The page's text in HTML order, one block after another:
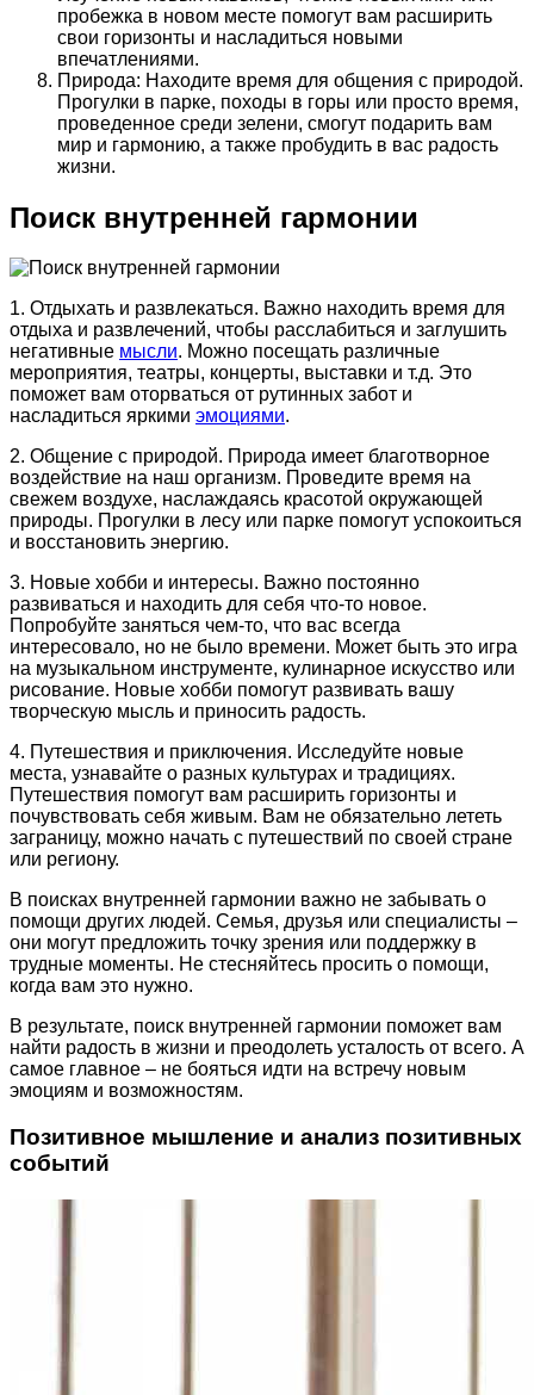
пробежка в новом месте помогут вам расширить
свои горизонты и насладиться новыми
впечатлениями.
Природа: Находите время для общения с природой.
Прогулки в парке, походы в горы или просто время,
проведенное среди зелени, смогут подарить вам
мир и гармонию, а также пробудить в вас радость
жизни.
Поиск внутренней гармонии
1. Отдыхать и развлекаться. Важно находить время для
отдыха и развлечений, чтобы расслабиться и заглушить
негативные мысли. Можно посещать различные
мероприятия, театры, концерты, выставки и т.д. Это
поможет вам оторваться от рутинных забот и
насладиться яркими эмоциями.
2. Общение с природой. Природа имеет благотворное
воздействие на наш организм. Проведите время на
свежем воздухе, наслаждаясь красотой окружающей
природы. Прогулки в лесу или парке помогут успокоиться
и восстановить энергию.
3. Новые хобби и интересы. Важно постоянно
развиваться и находить для себя что-то новое.
Попробуйте заняться чем-то, что вас всегда
интересовало, но не было времени. Может быть это игра
на музыкальном инструменте, кулинарное искусство или
рисование. Новые хобби помогут развивать вашу
творческую мысль и приносить радость.
4. Путешествия и приключения. Исследуйте новые
места, узнавайте о разных культурах и традициях.
Путешествия помогут вам расширить горизонты и
почувствовать себя живым. Вам не обязательно лететь
заграницу, можно начать с путешествий по своей стране
или региону.
В поисках внутренней гармонии важно не забывать о
помощи других людей. Семья, друзья или специалисты –
они могут предложить точку зрения или поддержку в
трудные моменты. Не стесняйтесь просить о помощи,
когда вам это нужно.
В результате, поиск внутренней гармонии поможет вам
найти радость в жизни и преодолеть усталость от всего. А
самое главное – не бояться идти на встречу новым
эмоциям и возможностям.
Позитивное мышление и анализ позитивных
событий